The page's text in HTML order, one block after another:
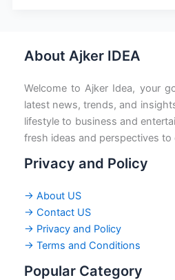
About Ajker IDEA
Welcome to Ajker Idea, your
latest news, trends, and
lifestyle to business and
fresh ideas and perspectives to
Privacy and Policy
→ About US
→ Contact US
→ Privacy and Policy
→ Terms and Conditions
Popular Category